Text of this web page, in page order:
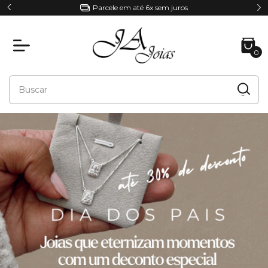
Parcele em até 6x sem juros
0